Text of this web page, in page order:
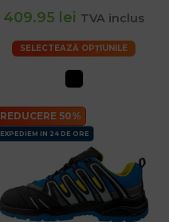
409.95 lei TVA inclus
SELECTEAZĂ OPȚIUNILE
REDUCERE 50%
EXPEDIEM IN 24 DE ORE